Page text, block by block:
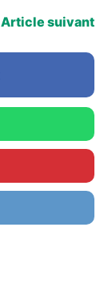
Article suivant